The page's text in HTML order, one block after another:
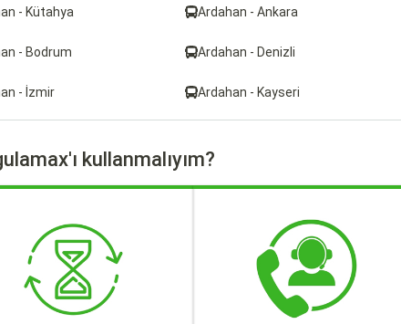
- Kütahya Ardahan - Ankara
- Bodrum Ardahan - Denizli
- İzmir Ardahan - Kayseri
kullanmalıyım?